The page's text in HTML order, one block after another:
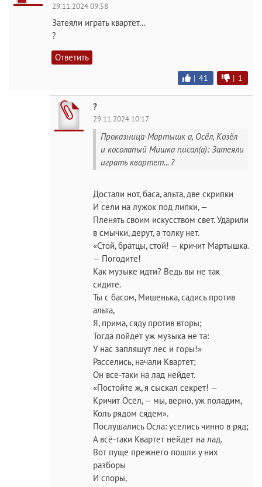
29.11.2024 09:58
Затеяли играть квартет...
?
Ответить
| 41 | 1
?
29.11.2024 10:17
Проказница-Мартышк а, Осёл, Козёл
и косолапый Мишка писал(а): Затеяли
играть квартет... ?
Достали нот, баса, альта, две скрипки
И сели на лужок под липки, —
Пленять своим искусством свет. Ударили
в смычки, дерут, а толку нет.
«Стой, братцы, стой! — кричит Мартышка.
— Погодите!
Как музыке идти? Ведь вы не так
сидите.
Ты с басом, Мишенька, садись против
альта,
Я, прима, сяду против вторы;
Тогда пойдет уж музыка не та:
У нас запляшут лес и горы!»
Расселись, начали Квартет;
Он все-таки на лад нейдет.
«Постойте ж, я сыскал секрет! —
Кричит Осёл, — мы, верно, уж поладим,
Коль рядом сядем».
Послушались Осла: уселись чинно в ряд;
А всё-таки Квартет нейдет на лад.
Вот пуще прежнего пошли у них
разборы
И споры,